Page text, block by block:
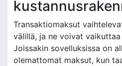
Transaktiomaksut
välillä, ja ne voivat
Joissakin sovelluksissa on
olemattomat maksut, kun